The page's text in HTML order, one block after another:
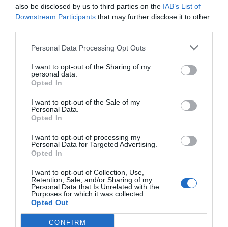
also be disclosed by us to third parties on the IAB’s List of
Downstream Participants that may further disclose it to other
Personal Data Processing Opt Outs
I want to opt-out of the Sharing of my
personal data.
Opted In
I want to opt-out of the Sale of my
Personal Data.
Opted In
I want to opt-out of processing my
Personal Data for Targeted Advertising.
Opted In
I want to opt-out of Collection, Use,
Retention, Sale, and/or Sharing of my
Personal Data that Is Unrelated with the
Purposes for which it was collected.
Opted Out
CONFIRM